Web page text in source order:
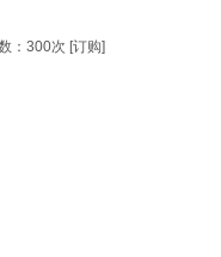
：300次 [订购]